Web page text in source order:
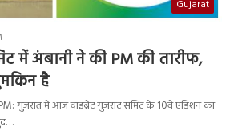
Gujarat
में अंबानी ने की PM की तारीफ,
है
गुजरात में आज वाइब्रेंट गुजराट समिट के 10वें एडिशन का